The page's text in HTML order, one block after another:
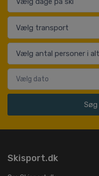
Søg
Skisport.dk